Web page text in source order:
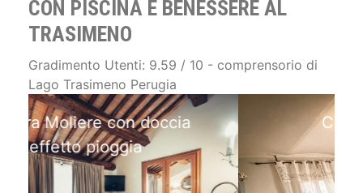
CON PISCINA E BENESSERE AL
TRASIMENO
Gradimento Utenti: 9.59 / 10 - comprensorio di
Lago Trasimeno Perugia
Camera Casanova
Matrimoniale